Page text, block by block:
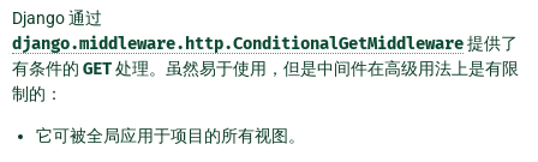
Django 通过
django.middleware.http.ConditionalGetMiddleware提供了
有条件的 GET处理。虽然易于使用，但是中间件在高级用法上是有限
制的：
它可被全局应用于项目的所有视图。